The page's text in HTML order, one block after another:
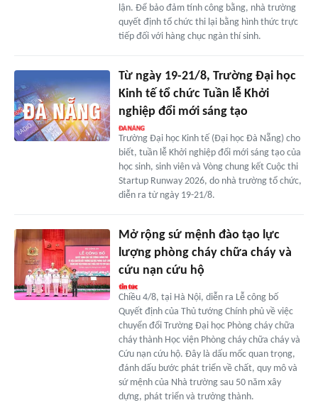
lận. Để bảo đảm tính công bằng, nhà trường
quyết định tổ chức thi lại bằng hình thức trực
tiếp đối với hàng chục ngàn thí sinh.
Từ ngày 19-21/8, Trường Đại học
Kinh tế tổ chức Tuần lễ Khởi
nghiệp đổi mới sáng tạo
Trường Đại học Kinh tế (Đại học Đà Nẵng) cho
biết, tuần lễ Khởi nghiệp đổi mới sáng tạo của
học sinh, sinh viên và Vòng chung kết Cuộc thi
Startup Runway 2026, do nhà trường tổ chức,
diễn ra từ ngày 19-21/8.
Mở rộng sứ mệnh đào tạo lực
lượng phòng cháy chữa cháy và
cứu nạn cứu hộ
Chiều 4/8, tại Hà Nội, diễn ra Lễ công bố
Quyết định của Thủ tướng Chính phủ về việc
chuyển đổi Trường Đại học Phòng cháy chữa
cháy thành Học viện Phòng cháy chữa cháy và
Cứu nạn cứu hộ. Đây là dấu mốc quan trọng,
đánh dấu bước phát triển về chất, quy mô và
sứ mệnh của Nhà trường sau 50 năm xây
dựng, phát triển và trưởng thành.